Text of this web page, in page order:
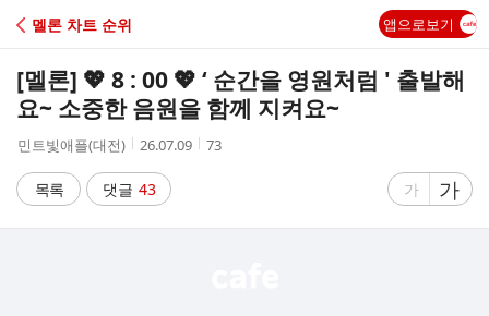
C
A
멜론 차트 순위 앱으로보기
[멜론] 💖 8 : 00 💖 ‘ 순간을 영원처럼 ' 출발해
요~ 소중한 음원을 함께 지켜요~
작
자
민트빛애플(대전)
작
시
간
26.07.09
조
73
목록 댓글 43
글
가
글
자
가